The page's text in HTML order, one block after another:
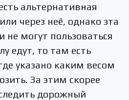
альтернативная
через неё, однако эта
не могут пользоваться
едут, то там есть
указано каким весом
За этим скорее
дорожный